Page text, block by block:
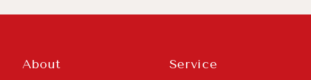
About Service